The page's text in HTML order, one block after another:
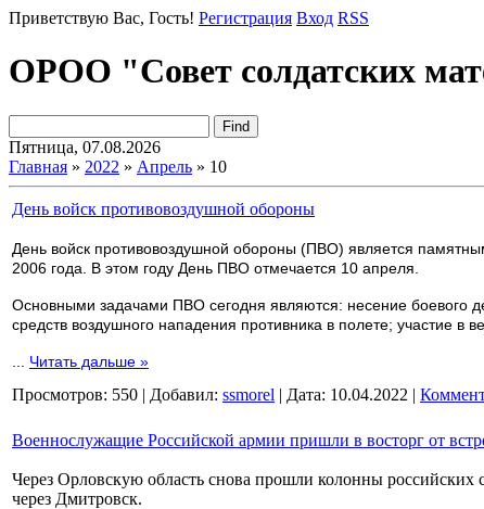
Приветствую Вас, Гость! Регистрация Вход RSS
ОРОО "Совет солдатских
Пятница, 07.08.2026
Главная » 2022 » Апрель » 10
День войск противовоздушной обороны
День войск противовоздушной обороны (ПВО) является
2006 года. В этом году День ПВО отмечается 10 апреля.
Основными задачами ПВО сегодня являются: несение боевого
средств воздушного нападения противника в полете; участие в
Читать дальше »
Просмотров: 550 | Добавил: ssmorel | Дата: 10.04.2022 |
Военнослужащие Российской армии пришли в восторг от
Через Орловскую область снова прошли колонны
через Дмитровск.